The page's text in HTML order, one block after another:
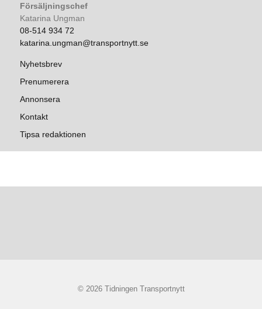
Försäljningschef
Katarina Ungman
08-514 934 72
katarina.ungman@transportnytt.se
Nyhetsbrev
Prenumerera
Annonsera
Kontakt
Tipsa redaktionen
© 2026 Tidningen Transportnytt